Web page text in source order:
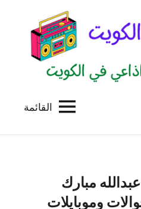
القائمة
مبارك
جوالات وموبايلات